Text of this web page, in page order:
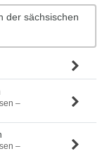
der sächsischen
–
–